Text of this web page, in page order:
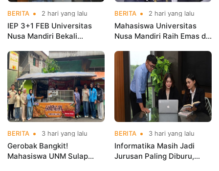
BERITA 2 hari yang lalu
IEP 3+1 FEB Universitas
Nusa Mandiri Bekali
Kerja Sebelum Lulus
BERITA 2 hari yang lalu
Mahasiswa Universitas
Nusa Mandiri Raih Emas di
Indonesia Open
Championships 2026
BERITA 3 hari yang lalu
Gerobak Bangkit!
Mahasiswa UNM Sulap
BERITA 3 hari yang lalu
Informatika Masih Jadi
Jurusan Paling Diburu,